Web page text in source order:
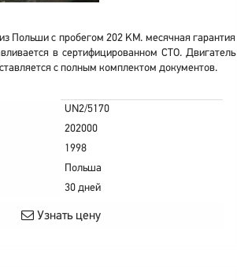
Польши с пробегом 202 KM. месячная гарантия
в сертифицированном СТО. Двигатель
с полным комплектом документов.
UN2/5170
202000
1998
Польша
30 дней
Узнать цену